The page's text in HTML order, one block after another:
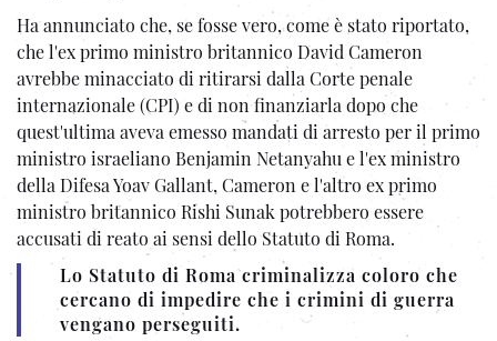
Ha annunciato che, se fosse vero, come è stato riportato,
che l'ex primo ministro britannico David Cameron
avrebbe minacciato di ritirarsi dalla Corte penale
internazionale (CPI) e di non finanziarla dopo che
quest'ultima aveva emesso mandati di arresto per il primo
ministro israeliano Benjamin Netanyahu e l'ex ministro
della Difesa Yoav Gallant, Cameron e l'altro ex primo
ministro britannico Rishi Sunak potrebbero essere
accusati di reato ai sensi dello Statuto di Roma.
Lo Statuto di Roma criminalizza coloro che
cercano di impedire che i crimini di guerra
vengano perseguiti.